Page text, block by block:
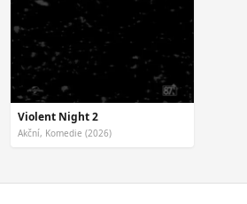
Violent Night 2
Akční, Komedie (2026)